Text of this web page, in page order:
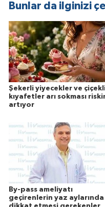
Bunlar da ilginizi
Şekerli yiyecekler ve
kıyafetler arı sokması
artıyor
By-pass ameliyatı
geçirenlerin yaz aylarında